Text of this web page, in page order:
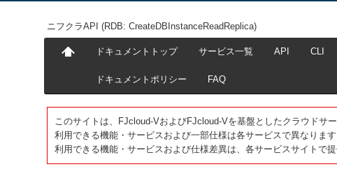
ニフクラAPI (RDB: CreateDBInstanceReadReplica)
ドキュメントトップ サービス一覧 API CLI
ドキュメントポリシー FAQ
このサイトは、FJcloud-VおよびFJcloud-Vを基盤としたクラウドサ
利用できる機能・サービスおよび一部仕様は各サービスで異なります
利用できる機能・サービスおよび仕様差異は、各サービスサイトで